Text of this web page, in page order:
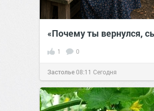
«Почему ты вернулся,
1 0
Застолье08:11 Сегодня